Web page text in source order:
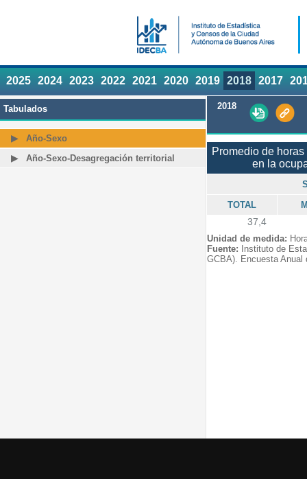
2025 2024 2023 2022 2021 2020 2019 2018 2017
Tabulados
Año-Sexo
Año-Sexo-Desagregación territorial
2018
Promedio de
en la
TOTAL
37,4
Unidad de medida:
Fuente: Instituto de
GCBA). Encuesta Anual